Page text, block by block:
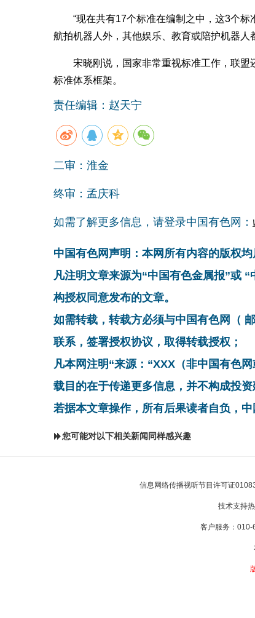
“现在共有17个标准在编制之中，这3个标
航拍机器人外，其他娱乐、教育或陪护机器人
宋晓刚说，国家非常重视标准工作，联盟
标准体系框架。
责任编辑：赵天宁
二审：淮金
终审：孟庆科
如需了解更多信息，请登录中国有色网：
中国有色网声明：本网所有内容的版权
凡注明文章来源为“中国有色金属报”或
构授权同意发布的文章。
如需转载，转载方必须与中国有色网（
联系，签署授权协议，取得转载授权；
凡本网注明“来源：“XXX（非中国有色
载目的在于传递更多信息，并不构成投资
若据本文章操作，所有后果读者自负，中
您可能对以下相关新闻同样感兴趣
信息网络传播视听节目许可证
技术支持
客户服务：010-